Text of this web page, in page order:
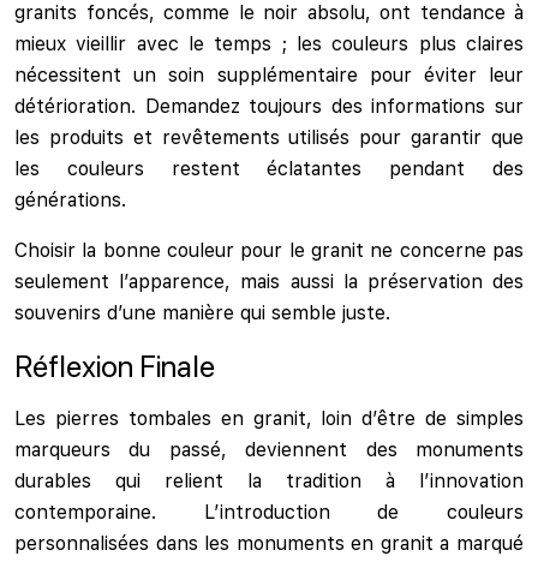
granits foncés, comme le noir absolu, ont tendance à
mieux vieillir avec le temps ; les couleurs plus claires
nécessitent un soin supplémentaire pour éviter leur
détérioration. Demandez toujours des informations sur
les produits et revêtements utilisés pour garantir que
les couleurs restent éclatantes pendant des
générations.
Choisir la bonne couleur pour le granit ne concerne pas
seulement l’apparence, mais aussi la préservation des
souvenirs d’une manière qui semble juste.
Réflexion Finale
Les pierres tombales en granit, loin d’être de simples
marqueurs du passé, deviennent des monuments
durables qui relient la tradition à l’innovation
contemporaine. L’introduction de couleurs
personnalisées dans les monuments en granit a marqué